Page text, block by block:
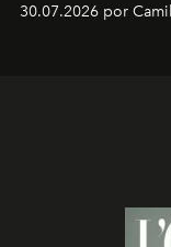
30.07.2026 por